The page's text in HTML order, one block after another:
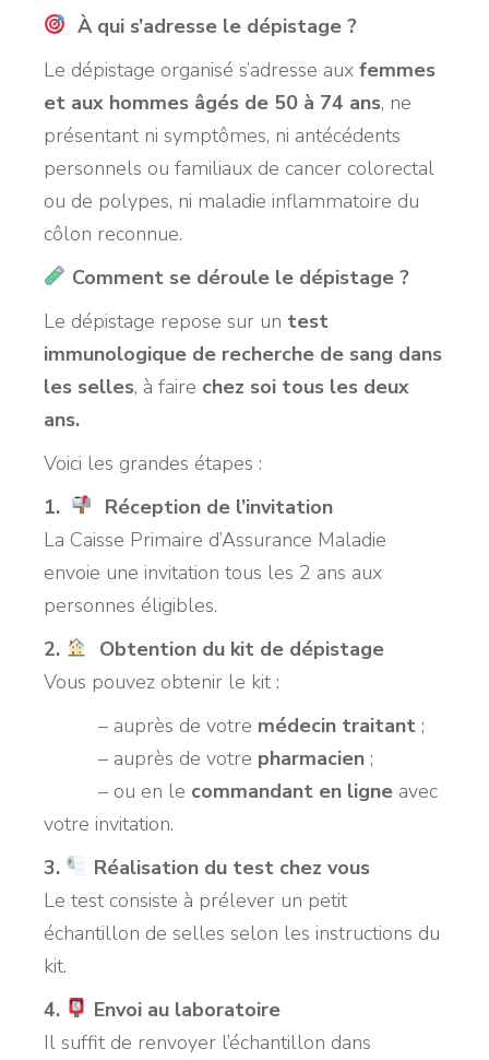
À qui s’adresse le dépistage ?
Le dépistage organisé s’adresse aux femmes
et aux hommes âgés de 50 à 74 ans, ne
présentant ni symptômes, ni antécédents
personnels ou familiaux de cancer colorectal
ou de polypes, ni maladie inflammatoire du
côlon reconnue.
Comment se déroule le dépistage ?
Le dépistage repose sur un test
immunologique de recherche de sang dans
les selles, à faire chez soi tous les deux
ans.
Voici les grandes étapes :
1.
Réception de l’invitation
La Caisse Primaire d’Assurance Maladie
envoie une invitation tous les 2 ans aux
personnes éligibles.
2.
Obtention du kit de dépistage
Vous pouvez obtenir le kit :
– auprès de votre médecin traitant ;
– auprès de votre pharmacien ;
– ou en le commandant en ligne avec
votre invitation.
3.
Réalisation du test chez vous
Le test consiste à prélever un petit
échantillon de selles selon les instructions du
kit.
4.
Envoi au laboratoire
Il suffit de renvoyer l’échantillon dans